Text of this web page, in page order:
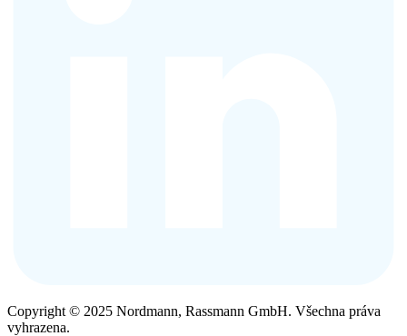
Copyright © 2025 Nordmann, Rassmann GmbH. Všechna práva
vyhrazena.